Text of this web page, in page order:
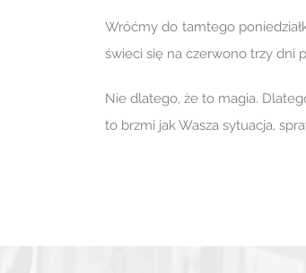
Wróćmy do tamtego
świeci się na czerwono trzy dni
Nie dlatego, że to magia.
to brzmi jak Wasza sytuacja,